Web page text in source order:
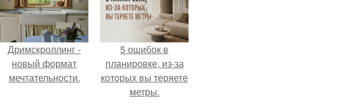
Дримскроллинг -
новый формат
мечтательности.
5 ошибок в
планировке, из-за
которых вы теряете
метры.